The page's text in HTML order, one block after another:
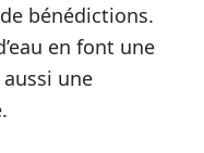
bénédictions.
en font une
une